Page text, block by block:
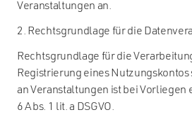
Veranstaltungen an.
2. Rechtsgrundlage für die
Rechtsgrundlage für die
Registrierung eines
an Veranstaltungen ist bei
6 Abs. 1 lit. a DSGVO.